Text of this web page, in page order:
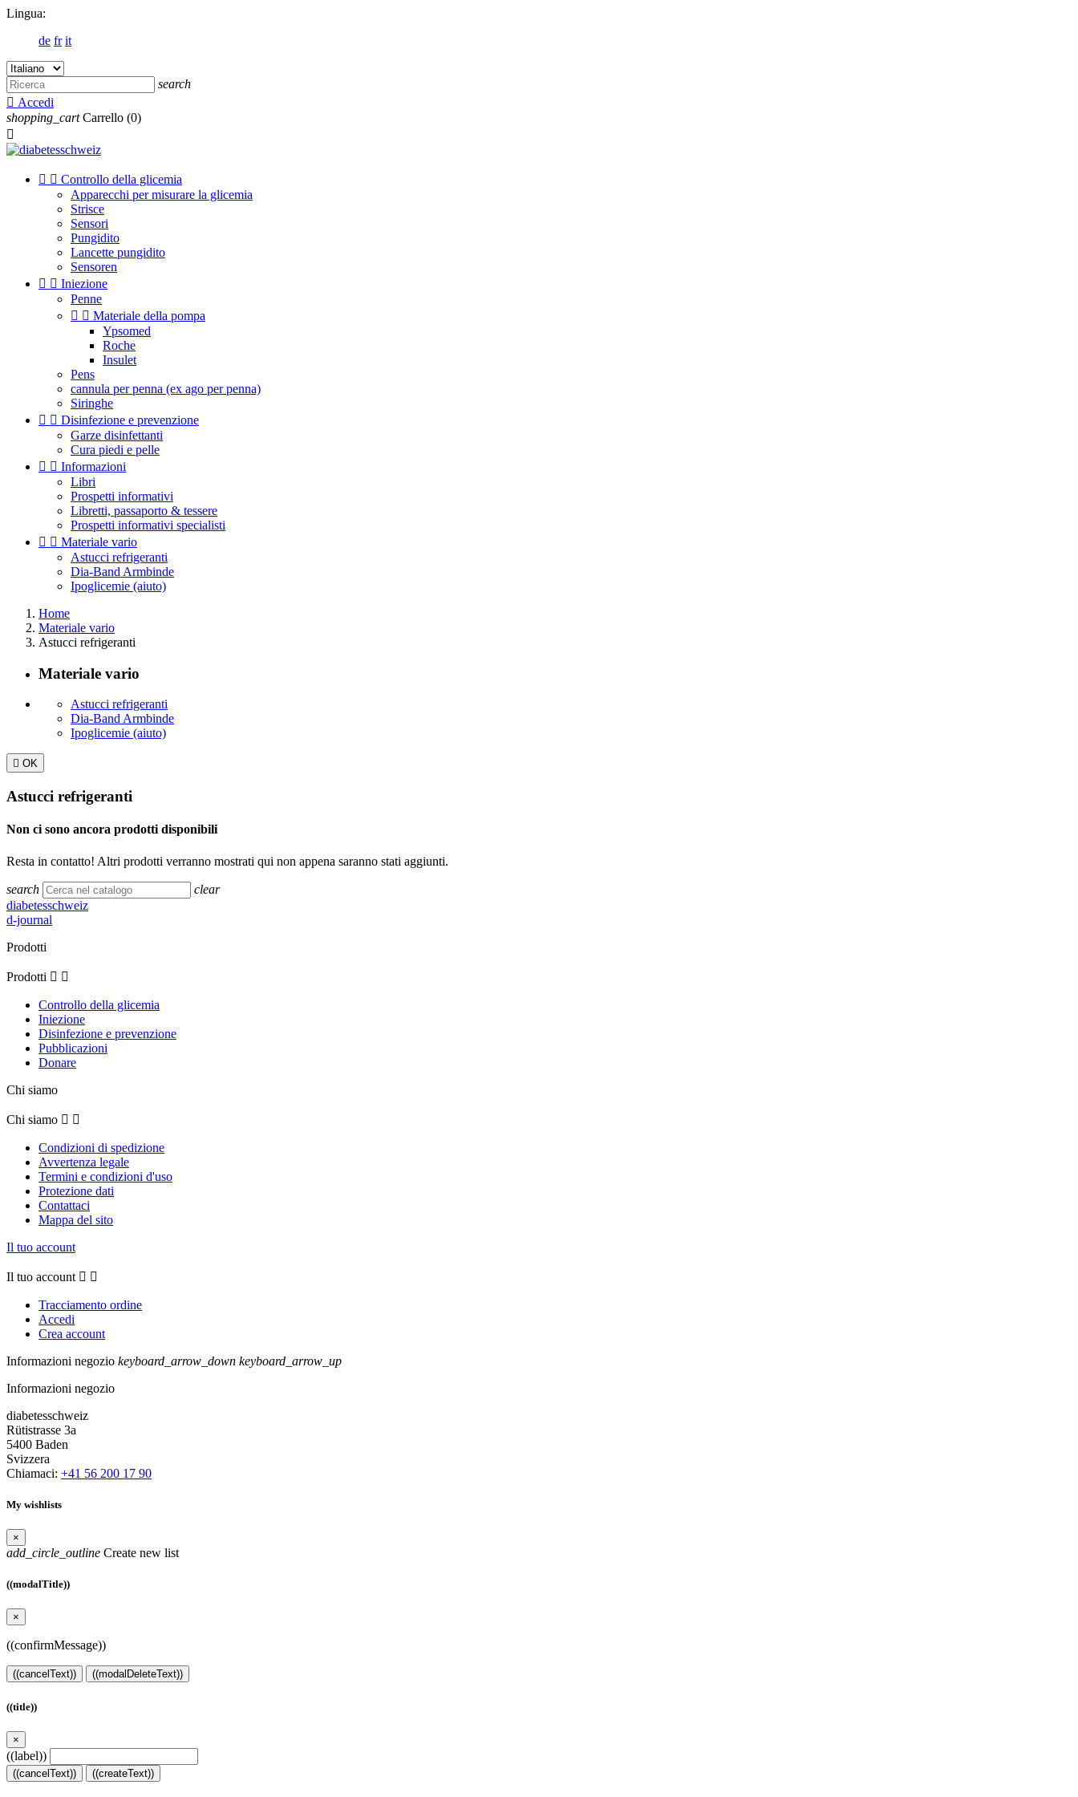
Lingua:
de fr it
search
 Accedi
shopping_cart Carrello (0)

  Controllo della glicemia
Apparecchi per misurare la glicemia
Strisce
Sensori
Pungidito
Lancette pungidito
Sensoren
  Iniezione
Penne
  Materiale della pompa
Ypsomed
Roche
Insulet
Pens
cannula per penna (ex ago per penna)
Siringhe
  Disinfezione e prevenzione
Garze disinfettanti
Cura piedi e pelle
  Informazioni
Libri
Prospetti informativi
Libretti, passaporto & tessere
Prospetti informativi specialisti
  Materiale vario
Astucci refrigeranti
Dia-Band Armbinde
Ipoglicemie (aiuto)
Home
Materiale vario
Astucci refrigeranti
Materiale vario
Astucci refrigeranti
Dia-Band Armbinde
Ipoglicemie (aiuto)
 OK
Astucci refrigeranti
Non ci sono ancora prodotti disponibili
Resta in contatto! Altri prodotti verranno mostrati qui non appena saranno stati aggiunti.
search
clear
diabetesschweiz
d-journal
Prodotti
Prodotti  
Controllo della glicemia
Iniezione
Disinfezione e prevenzione
Pubblicazioni
Donare
Chi siamo
Chi siamo  
Condizioni di spedizione
Avvertenza legale
Termini e condizioni d'uso
Protezione dati
Contattaci
Mappa del sito
Il tuo account
Il tuo account  
Tracciamento ordine
Accedi
Crea account
Informazioni negozio keyboard_arrow_down keyboard_arrow_up
Informazioni negozio
diabetesschweiz
Rütistrasse 3a
5400 Baden
Svizzera
Chiamaci: +41 56 200 17 90
My wishlists
×
add_circle_outline Create new list
((modalTitle))
×
((confirmMessage))
((cancelText)) ((modalDeleteText))
((title))
×
((label))
((cancelText)) ((createText))